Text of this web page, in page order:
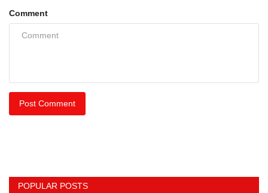
Comment
Post Comment
POPULAR POSTS